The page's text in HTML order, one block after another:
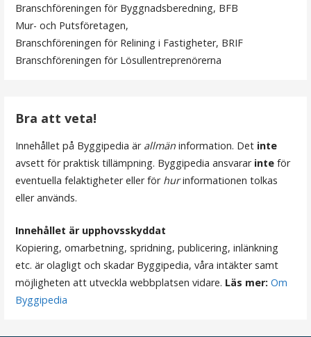
n
n
Branschföreningen för Byggnadsberedning, BFB
Mur- och Putsföretagen,
Branschföreningen för Relining i Fastigheter, BRIF
Branschföreningen för Lösullentreprenörerna
Bra att veta!
Innehållet på Byggipedia är allmän information. Det inte
avsett för praktisk tillämpning. Byggipedia ansvarar inte för
eventuella felaktigheter eller för hurinformationen tolkas
eller används.
Innehållet är upphovsskyddat
Kopiering, omarbetning, spridning, publicering, inlänkning
etc. är olagligt och skadar Byggipedia, våra intäkter samt
möjligheten att utveckla webbplatsen vidare. Läs mer: Om
Byggipedia